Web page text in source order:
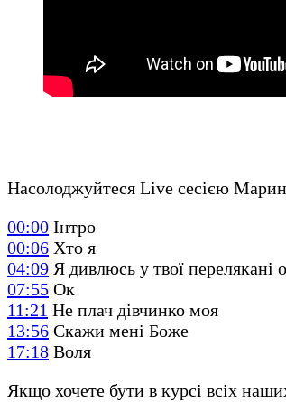
Насолоджуйтеся Live сесією
00:00 Інтро
00:06 Хто я
04:09 Я дивлюсь у твої перелякані
07:55 Ок
11:21 Не плач дівчинко моя
13:56 Скажи мені Боже
17:18 Воля
Якщо хочете бути в курсі всіх